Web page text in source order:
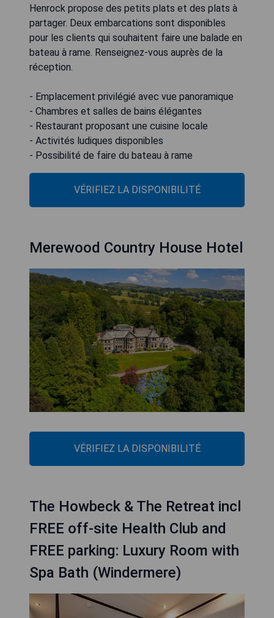
Henrock propose des petits plats et des plats à
partager. Deux embarcations sont disponibles
pour les clients qui souhaitent faire une balade en
bateau à rame. Renseignez-vous auprès de la
réception.
- Emplacement privilégié avec vue panoramique
- Chambres et salles de bains élégantes
- Restaurant proposant une cuisine locale
- Activités ludiques disponibles
- Possibilité de faire du bateau à rame
VÉRIFIEZ LA DISPONIBILITÉ
Merewood Country House Hotel
VÉRIFIEZ LA DISPONIBILITÉ
The Howbeck & The Retreat incl
FREE off-site Health Club and
FREE parking: Luxury Room with
Spa Bath (Windermere)